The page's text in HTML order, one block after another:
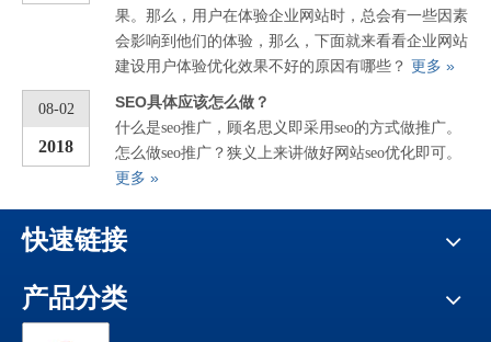
果。那么，用户在体验企业网站时，总会有一些因素
会影响到他们的体验，那么，下面就来看看企业网站
建设用户体验优化效果不好的原因有哪些？ 更多 »
08-02
2018
SEO具体应该怎么做？
什么是seo推广，顾名思义即采用seo的方式做推广。
怎么做seo推广？狭义上来讲做好网站seo优化即可。
更多 »
快速链接
产品分类